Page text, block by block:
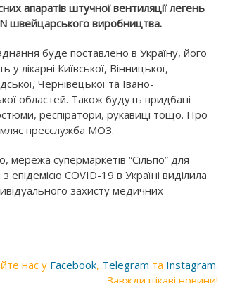
апаратів штучної вентиляції легень
швейцарського виробництва.
буде поставлено в Україну, його
у лікарні Київської, Вінницької,
Чернівецької та Івано-
областей. Також будуть придбані
респіратори, рукавиці тощо. Про
пресслужба МОЗ.
мережа супермаркетів “Сільпо” для
епідемією COVID-19 в Україні виділила
захисту медичних
нас у Facebook, Telegram та Instagram.
Завжди цікаві новини!